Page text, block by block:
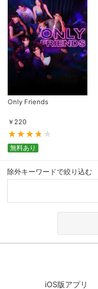
Only Friends
￥ 220
無料あり
除外キーワードで絞り込む
iOS版アプリ